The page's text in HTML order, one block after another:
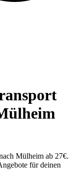
Mülheim ab 27€.
für deinen